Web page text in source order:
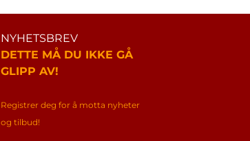
NYHETSBREV
DETTE MÅ DU IKKE GÅ
GLIPP AV!
Registrer deg for å motta nyheter
og tilbud!